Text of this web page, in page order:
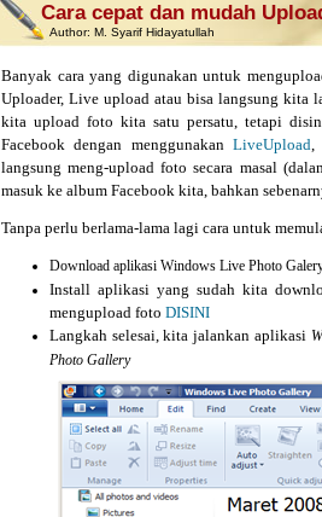
Cara cepat dan mudah
Author: M. Syarif Hidayatullah
Banyak cara yang digunakan untuk
Uploader, Live upload atau bisa langsung kita
kita upload foto kita satu persatu, tetapi
Facebook dengan menggunakanLiveUpload,
langsung meng-upload foto secara masal
masuk ke album Facebook kita, bahkan
Tanpa perlu berlama-lama lagi cara untuk
Download aplikasi Windows Live Photo
Install aplikasi yang sudah kita
mengupload foto DISINI
Langkah selesai, kita jalankan aplikasi
Photo Gallery